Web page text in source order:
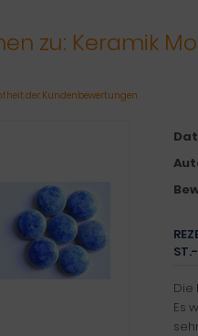
zu: Keramik
der Kundenbewertungen
Die
Es